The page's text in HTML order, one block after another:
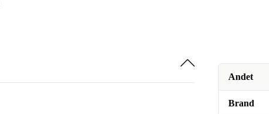
Andet
Brand